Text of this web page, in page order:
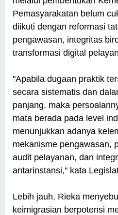
Pemasyarakatan belum
diikuti dengan reformasi
pengawasan, integritas
transformasi digital
"Apabila dugaan praktik
secara sistematis dan
panjang, maka
mata berada pada level
menunjukkan adanya
mekanisme pengawasan,
audit pelayanan, dan
antarinstansi," kata
Lebih jauh, Rieka
keimigrasian berpotensi